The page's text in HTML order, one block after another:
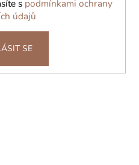
s podmínkami ochrany
údajů
SE